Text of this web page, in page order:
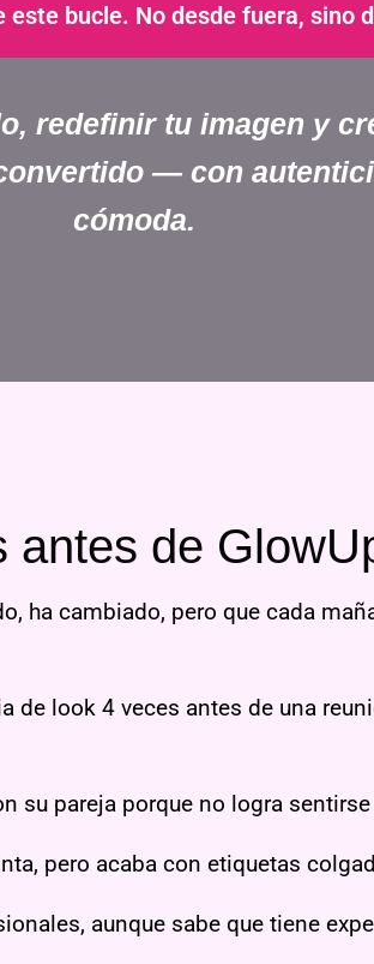
este bucle. No desde fuera, sino
redefinir tu imagen y
— con
cómoda.
antes de
ha cambiado, pero que cada
de look 4 veces antes de una
su pareja porque no logra
pero acaba con etiquetas
aunque sabe que tiene